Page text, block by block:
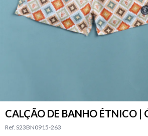
CALÇÃO DE BANHO ÉTNICO |
Ref. S23BN0915-263